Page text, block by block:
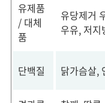
유제품
/ 대체
품
유당제거
우유, 저지
단백질 닭가슴살,